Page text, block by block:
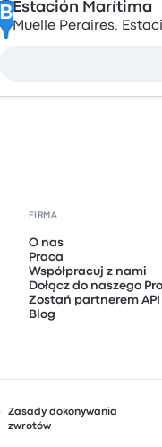
B Estación Marítima
Muelle Peraires,
FIRMA
O nas
Praca
Współpracuj z nami
Dołącz do naszego
Zostań partnerem API
Blog
Zasady dokonywania
zwrotów